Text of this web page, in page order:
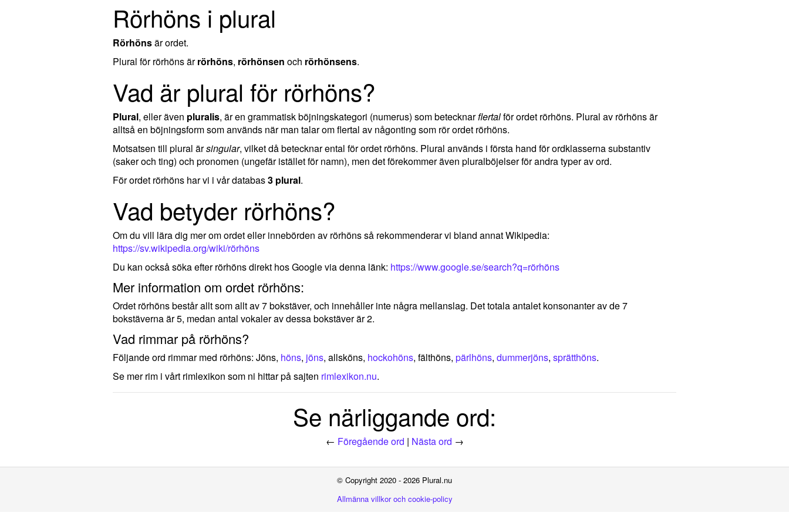
Rörhöns i plural
Rörhönsär ordet.
Plural för rörhöns ärrörhöns, rörhönsen och rörhönsens.
Vad är plural för rörhöns?
Plural, eller även pluralis, är en grammatisk böjningskategori (numerus) som betecknarflertalför ordet rörhöns. Plural av rörhöns är
alltså en böjningsform som används när man talar om flertal av någonting som rör ordet rörhöns.
Motsatsen till plural ärsingular, vilket då betecknar ental för ordet rörhöns. Plural används i första hand för ordklasserna substantiv
(saker och ting) och pronomen (ungefär istället för namn), men det förekommer även pluralböjelser för andra typer av ord.
För ordet rörhöns har vi i vår databas3 plural.
Vad betyder rörhöns?
Om du vill lära dig mer om ordet eller innebörden av rörhöns så rekommenderar vi bland annat Wikipedia:
https://sv.wikipedia.org/wiki/rörhöns
Du kan också söka efter rörhöns direkt hos Google via denna länk: https://www.google.se/search?q=rörhöns
Mer information om ordet rörhöns:
Ordet rörhöns består allt som allt av 7 bokstäver, och innehåller inte några mellanslag. Det totala antalet konsonanter av de 7
bokstäverna är 5, medan antal vokaler av dessa bokstäver är 2.
Vad rimmar på rörhöns?
Följande ord rimmar med rörhöns: Jöns, höns, jöns, allsköns, hockohöns, fälthöns, pärlhöns, dummerjöns, sprätthöns.
Se mer rim i vårt rimlexikon som ni hittar på sajten rimlexikon.nu.
Se närliggande ord:
← Föregående ord | Nästa ord →
© Copyright 2020 - 2026 Plural.nu
Allmänna villkor och cookie-policy